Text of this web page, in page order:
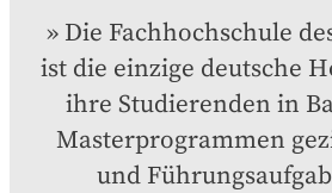
Die Fachhochschule
ist die einzige deutsche
ihre Studierenden in
Masterprogrammen
und